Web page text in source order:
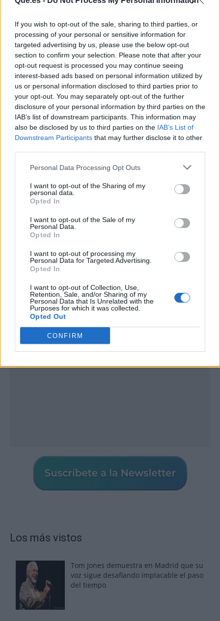
If you wish to opt-out of the sale, sharing to third parties, or
processing of your personal or sensitive information for
targeted advertising by us, please use the below opt-out
section to confirm your selection. Please note that after your
opt-out request is processed you may continue seeing
interest-based ads based on personal information utilized by
us or personal information disclosed to third parties prior to
your opt-out. You may separately opt-out of the further
disclosure of your personal information by third parties on the
IAB’s list of downstream participants. This information may
also be disclosed by us to third parties on the IAB’s List of
Downstream Participants that may further disclose it to other
Personal Data Processing Opt Outs
I want to opt-out of the Sharing of my
personal data.
Opted In
I want to opt-out of the Sale of my
Personal Data.
Opted In
I want to opt-out of processing my
Personal Data for Targeted Advertising.
Opted In
I want to opt-out of Collection, Use,
Retention, Sale, and/or Sharing of my
Personal Data that Is Unrelated with the
Purposes for which it was collected.
Opted Out
CONFIRM
ARTÍCULO ANTERIOR
SHANGHAI MAMA: UN
VIAJE A LA CHINA MÁS
TRADICIONAL EN ESTA
PRIMAVERA
ARTÍCULO SIGUIENTE
PAREJAS SWINGERS: 10
REGLAS DE NO DEBES
OLVIDAR
Publicidad
Los más vistos
Tom Jones demuestra en Madrid que su
voz sigue desafiando implacable el paso
del tiempo